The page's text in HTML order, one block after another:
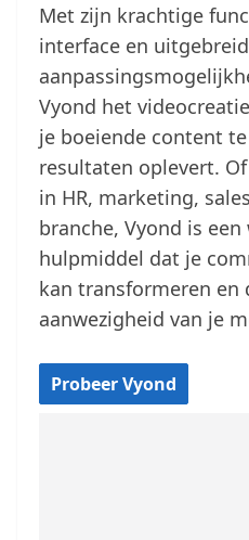
Met zijn krachtige
interface en
Vyond het
je boeiende content
resultaten oplevert.
in HR, marketing,
branche, Vyond is een
hulpmiddel dat je
kan transformeren en
aanwezigheid van je
Probeer Vyond